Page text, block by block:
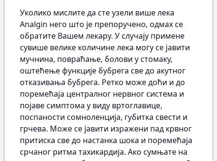
Уколико мислите да сте узели више лека
Analgin него што је препоручено, одмах се
обратите Вашем лекару. У случају примене
сувише велике количине лека могу се јавити
мучнина, повраћање, болови у стомаку,
оштећење функције бубрега све до акутног
отказивања бубрега. Ретко може доћи и до
поремећаја централног нервног система и
појаве симптома у виду вртоглавице,
поспаности сомноленција, губитка свести и
грчева. Може се јавити изражени пад крвног
притиска све до настанка шока и поремећаја
срчаног ритма тахикардија. Ако сумњате на